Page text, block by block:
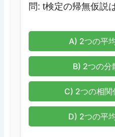
問: t検定の帰無仮説
A) 2つの平
B) 2つの分
C) 2つの相関
D) 2つの平